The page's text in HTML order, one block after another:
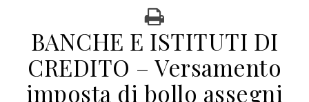
BANCHE E ISTITUTI DI
CREDITO – Versamento
imposta di bollo assegni